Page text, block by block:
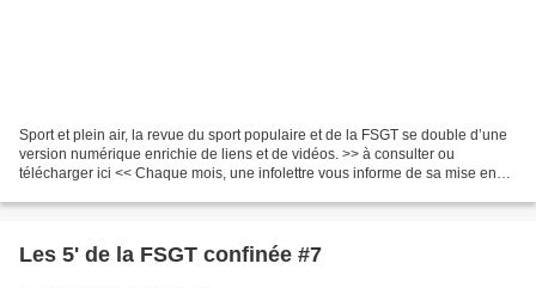
Sport et plein air, la revue du sport populaire et de la FSGT se double d’une
version numérique enrichie de liens et de vidéos. >> à consulter ou
télécharger ici << Chaque mois, une infolettre vous informe de sa mise en
Les 5' de la FSGT confinée #7